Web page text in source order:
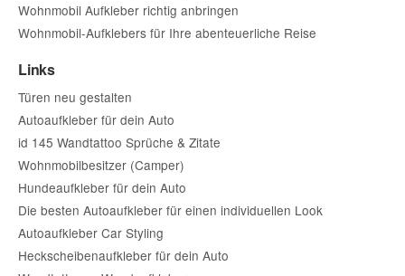
Wohnmobil Aufkleber richtig anbringen
Wohnmobil-Aufklebers für Ihre abenteuerliche Reise
Links
Türen neu gestalten
Autoaufkleber für dein Auto
id 145 Wandtattoo Sprüche & Zitate
Wohnmobilbesitzer (Camper)
Hundeaufkleber für dein Auto
Die besten Autoaufkleber für einen individuellen Look
Autoaufkleber Car Styling
Heckscheibenaufkleber für dein Auto